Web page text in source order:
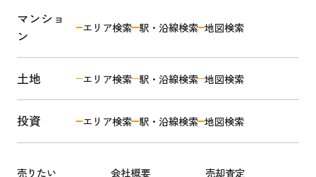
マンショ
ン
エリア検索 駅・沿線検索 地図検索
土地 エリア検索 駅・沿線検索 地図検索
投資 エリア検索 駅・沿線検索 地図検索
売りたい 会社概要 売却査定